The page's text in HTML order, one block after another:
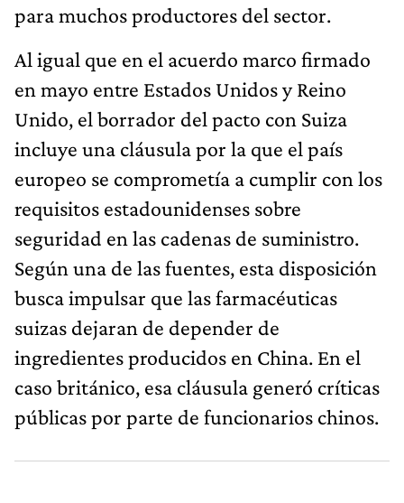
para muchos productores del sector.
Al igual que en el acuerdo marco firmado
en mayo entre Estados Unidos y Reino
Unido, el borrador del pacto con Suiza
incluye una cláusula por la que el país
europeo se comprometía a cumplir con los
requisitos estadounidenses sobre
seguridad en las cadenas de suministro.
Según una de las fuentes, esta disposición
busca impulsar que las farmacéuticas
suizas dejaran de depender de
ingredientes producidos en China. En el
caso británico, esa cláusula generó críticas
públicas por parte de funcionarios chinos.